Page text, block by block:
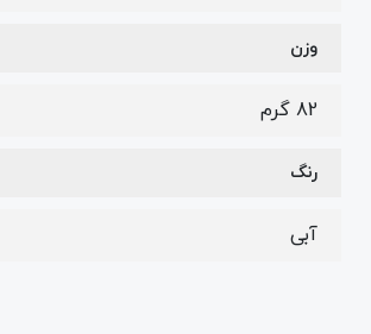
وزن
82 گرم
رنگ
آبی